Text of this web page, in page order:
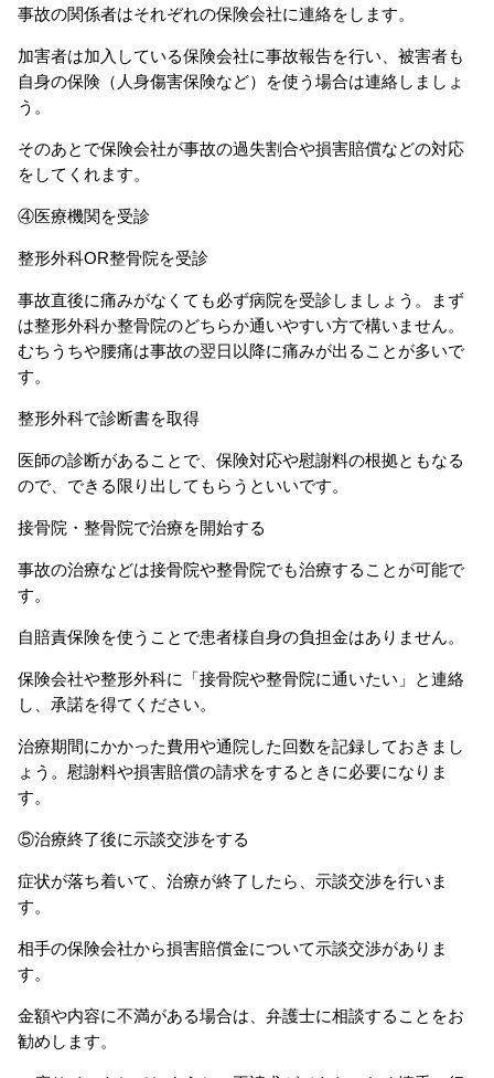
事故の関係者はそれぞれの保険会社に連絡をします。
加害者は加入している保険会社に事故報告を行い、被害者も
自身の保険（人身傷害保険など）を使う場合は連絡しましょ
う。
そのあとで保険会社が事故の過失割合や損害賠償などの対応
をしてくれます。
④医療機関を受診
整形外科OR整骨院を受診
事故直後に痛みがなくても必ず病院を受診しましょう。まず
は整形外科か整骨院のどちらか通いやすい方で構いません。
むちうちや腰痛は事故の翌日以降に痛みが出ることが多いで
す。
整形外科で診断書を取得
医師の診断があることで、保険対応や慰謝料の根拠ともなる
ので、できる限り出してもらうといいです。
接骨院・整骨院で治療を開始する
事故の治療などは接骨院や整骨院でも治療することが可能で
す。
自賠責保険を使うことで患者様自身の負担金はありません。
保険会社や整形外科に「接骨院や整骨院に通いたい」と連絡
し、承諾を得てください。
治療期間にかかった費用や通院した回数を記録しておきまし
ょう。慰謝料や損害賠償の請求をするときに必要になりま
す。
⑤治療終了後に示談交渉をする
症状が落ち着いて、治療が終了したら、示談交渉を行いま
す。
相手の保険会社から損害賠償金について示談交渉がありま
す。
金額や内容に不満がある場合は、弁護士に相談することをお
勧めします。